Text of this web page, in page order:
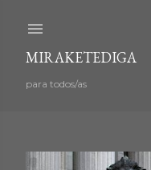
MIRAKETEDIGA
para todos/as